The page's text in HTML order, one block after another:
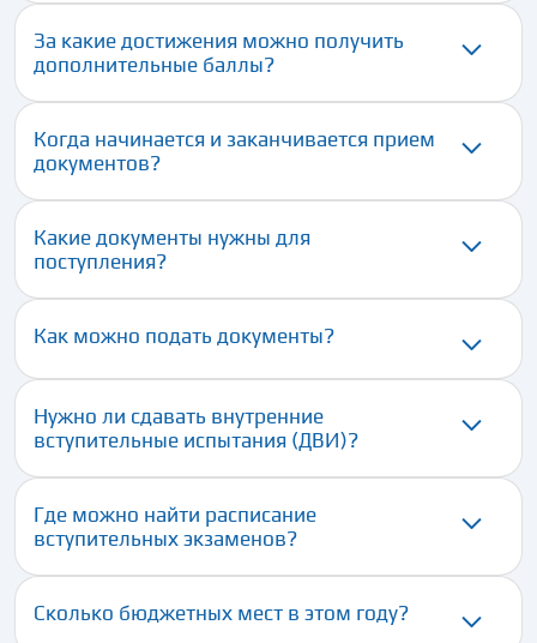
За какие достижения можно получить
дополнительные баллы?
Когда начинается и заканчивается прием
документов?
Какие документы нужны для
поступления?
Как можно подать документы?
Нужно ли сдавать внутренние
вступительные испытания (ДВИ)?
Где можно найти расписание
вступительных экзаменов?
Сколько бюджетных мест в этом году?